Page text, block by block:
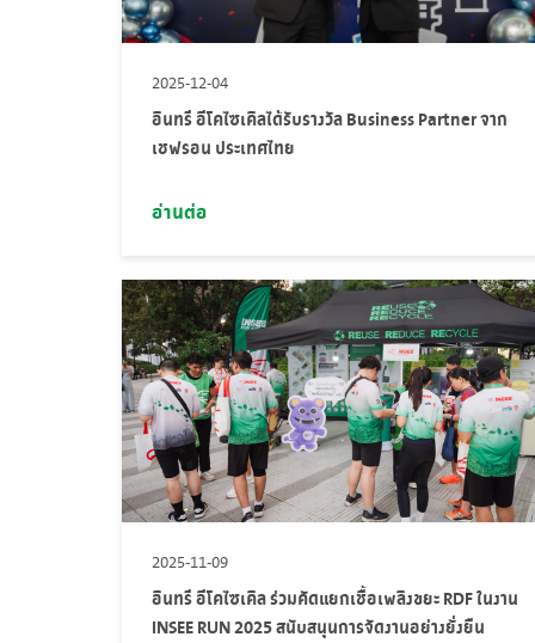
2025-12-04
อินทรี อีโคไซเคิลได้รับรางวัล Business Partner จาก
เชฟรอน ประเทศไทย
อ่านต่อ
2025-11-09
อินทรี อีโคไซเคิล ร่วมคัดแยกเชื้อเพลิงขยะ RDF ในงาน
INSEE RUN 2025 สนับสนุนการจัดงานอย่างยั่งยืน